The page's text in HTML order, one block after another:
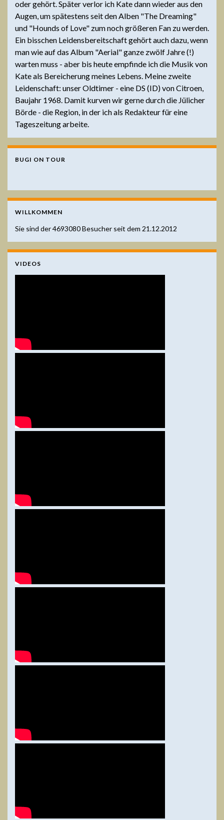
oder gehört. Später verlor ich Kate dann wieder aus den
Augen, um spätestens seit den Alben "The Dreaming"
und "Hounds of Love" zum noch größeren Fan zu werden.
Ein bisschen Leidensbereitschaft gehört auch dazu, wenn
man wie auf das Album "Aerial" ganze zwölf Jahre (!)
warten muss - aber bis heute empfinde ich die Musik von
Kate als Bereicherung meines Lebens. Meine zweite
Leidenschaft: unser Oldtimer - eine DS (ID) von Citroen,
Baujahr 1968. Damit kurven wir gerne durch die Jülicher
Börde - die Region, in der ich als Redakteur für eine
Tageszeitung arbeite.
BUGI ON TOUR
WILLKOMMEN
Sie sind der4693080Besucher seit dem 21.12.2012
VIDEOS